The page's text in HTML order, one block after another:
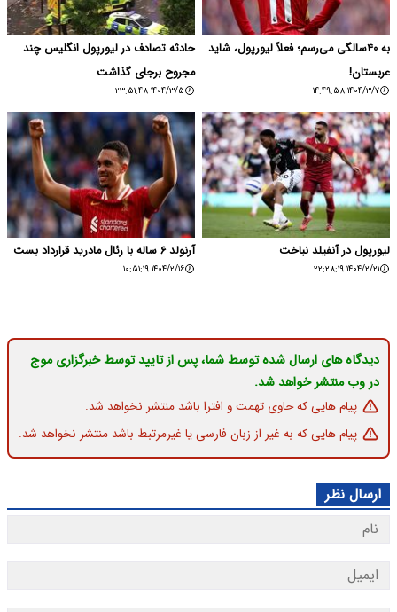
به ۴۰سالگی می‌رسم؛ فعلاً لیورپول، شاید
عربستان!
۱۴۰۴/۳/۷ ۱۴:۴۹:۵۸
حادثه تصادف در لیورپول انگلیس چند
مجروح برجای گذاشت
۱۴۰۴/۳/۵ ۲۳:۵۱:۴۸
لیورپول در آنفیلد نباخت
۱۴۰۴/۲/۲۱ ۲۲:۲۸:۱۹
آرنولد ۶ ساله با رئال مادرید قرارداد بست
۱۴۰۴/۲/۱۶ ۱۰:۵۱:۱۹
دیدگاه های ارسال شده توسط شما، پس از تایید توسط خبرگزاری موج
در وب منتشر خواهد شد.
پیام هایی که حاوی تهمت و افترا باشد منتشر نخواهد شد.
پیام هایی که به غیر از زبان فارسی یا غیرمرتبط باشد منتشر نخواهد شد.
ارسال نظر